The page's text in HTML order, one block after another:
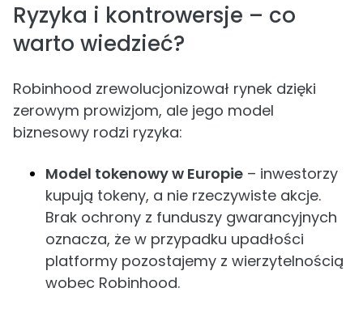
Ryzyka i kontrowersje – co
warto wiedzieć?
Robinhood zrewolucjonizował rynek dzięki
zerowym prowizjom, ale jego model
biznesowy rodzi ryzyka:
Model tokenowy w Europie – inwestorzy
kupują tokeny, a nie rzeczywiste akcje.
Brak ochrony z funduszy gwarancyjnych
oznacza, że w przypadku upadłości
platformy pozostajemy z wierzytelnością
wobec Robinhood.